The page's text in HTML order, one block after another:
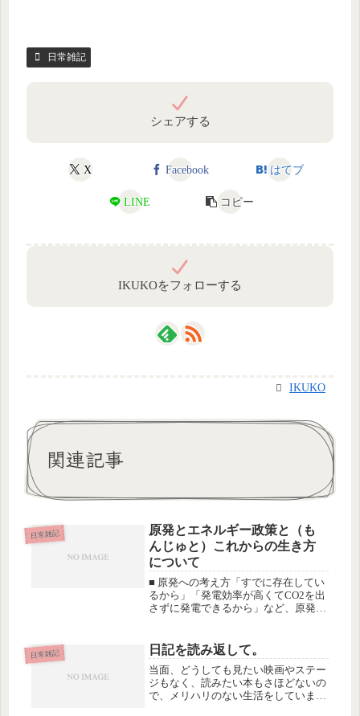
日常雑記
シェアする
X Facebook はてブ
LINE コピー
IKUKOをフォローする
IKUKO
関連記事
日常雑記
原発とエネルギー政策と（も
んじゅと）これからの生き方
について
■ 原発への考え方「すでに存在してい
るから」「発電効率が高くてCO2を出
さずに発電できるから」など、原発推
っていーんじゃね？」くらいに思って
いました。が、Fukushima...
日常雑記 日記を読み返して。
当面、どうしても見たい映画やステー
ジもなく、読みたい本もさほどないの
で、メリハリのない生活をしています